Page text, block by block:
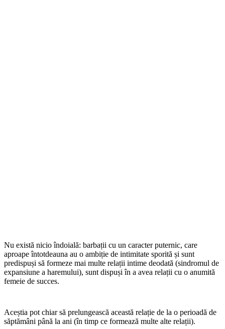
Nu există nicio îndoială: barbații cu un caracter puternic, care
aproape întotdeauna au o ambiție de intimitate sporită și sunt
predispuși să formeze mai multe relații intime deodată (sindromul de
expansiune a haremului), sunt dispuși în a avea relații cu o anumită
femeie de succes.
Aceștia pot chiar să prelungească această relație de la o perioadă de
săptămâni până la ani (în timp ce formează multe alte relații).